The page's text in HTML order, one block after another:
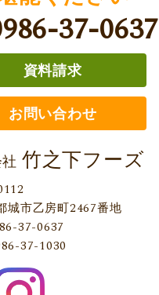
37-0637
資料請求
お問い合わせ
竹之下フーズ
城市乙房町2467番地
37-0637
37-1030